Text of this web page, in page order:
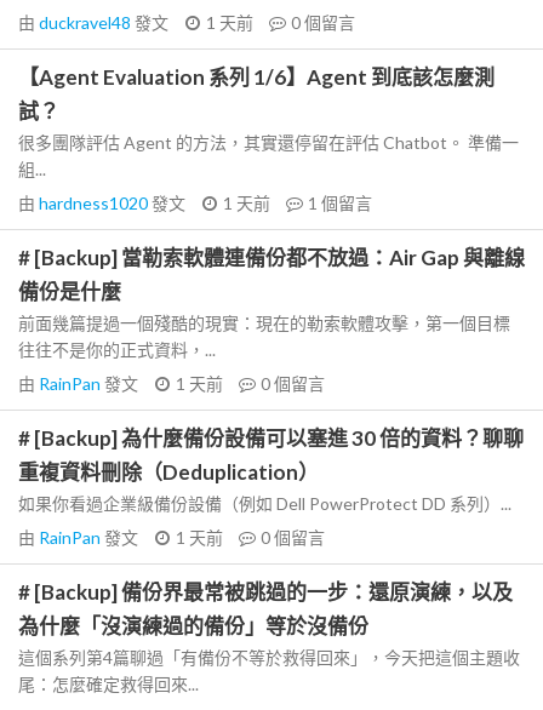
由 duckravel48 發文 1 天前 0個留言
【Agent Evaluation 系列 1/6】Agent 到底該怎麼測
試？
很多團隊評估 Agent 的方法，其實還停留在評估 Chatbot。 準備一
組...
由 hardness1020發文 1 天前 1 個留言
# [Backup] 當勒索軟體連備份都不放過：Air Gap 與離線
備份是什麼
前面幾篇提過一個殘酷的現實：現在的勒索軟體攻擊，第一個目標
往往不是你的正式資料，...
由 RainPan 發文 1 天前 0個留言
# [Backup] 為什麼備份設備可以塞進 30 倍的資料？聊聊
重複資料刪除（Deduplication）
如果你看過企業級備份設備（例如 Dell PowerProtect DD 系列）...
由 RainPan 發文 1 天前 0個留言
# [Backup] 備份界最常被跳過的一步：還原演練，以及
為什麼「沒演練過的備份」等於沒備份
這個系列第4篇聊過「有備份不等於救得回來」，今天把這個主題收
尾：怎麼確定救得回來...